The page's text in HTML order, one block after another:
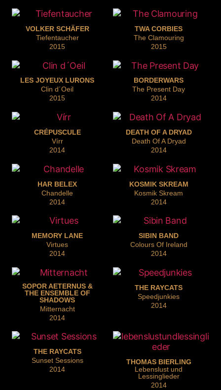
VOLKER SCHÄFER
Tiefentaucher
2015
TWA CORBIES
The Clamouring
2015
LES JOYEUX LURONS
Clin d´Oeil
2015
BORDERWARS
The Present Day
2014
CRÉPUSCULE
Vírr
2014
DEATH OF A DRYAD
Death Of A Dryad
2014
HAR BELEX
Chandelle
2014
KOSMIK SKREAM
Kosmik Skream
2014
MEMORY LANE
Virtues
2014
SIBIN BAND
Colours Of Ireland
2014
SOPOR AETERNUS &
THE ENSEMBLE OF
SHADOWS
Mitternacht
2014
THE RAYCATS
Speedjunkies
2014
THE RAYCATS
Sunset Sessions
2014
THOMAS BIERLING
Lebenslust und
Lessinglieder
2014